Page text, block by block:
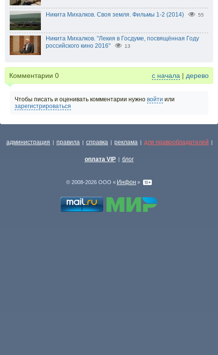
Никита Михалков. Своя земля. Фильмы 1-2 (2014) 55
Никита Михалков. "Лекия в Госдуме, посвящённая Году
российского кино 2016"
13
Комментарии 0 с начала | дерево
Чтобы писать и оценивать комментарии нужно войти или
зарегистрироваться
администрация | правила | справка | реклама | для правообладателей |
оплата VIP | блог
© 2008-2026 ООО « Инфон »